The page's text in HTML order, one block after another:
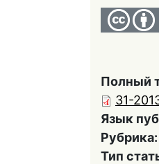
Полный
31-
Язык
Рубрика:
Тип